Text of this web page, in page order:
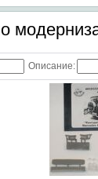
Описание: